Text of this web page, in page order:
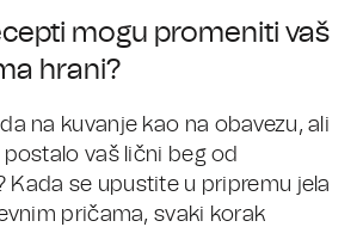
mogu promeniti vaš
hrani?
na kuvanje kao na obavezu, ali
vaš lični beg od
Kada se upustite u pripremu jela
pričama, svaki korak